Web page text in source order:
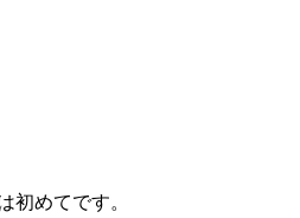
めてです。